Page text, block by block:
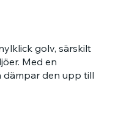
golv, särskilt
Med en
dämpar den upp till